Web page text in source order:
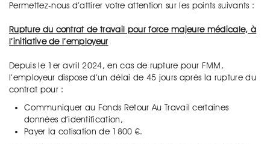
Permettez-nous d’attirer votre attention sur les points suivants :
Rupture du contrat de travail pour force majeure médicale, à
l’initiative de l’employeur
Depuis le 1er avril 2024, en cas de rupture pour FMM,
l’employeur dispose d’un délai de 45 jours après la rupture du
contrat pour :
Communiquer au Fonds Retour Au Travail certaines
données d’identification,
Payer la cotisation de 1800 €.